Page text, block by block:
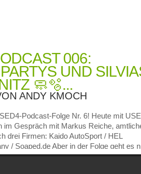
006:
UND
🧼🫧...
ANDY KMOCH
Podcast-Folge Nr. 6! Heute mit
im Gespräch mit Markus Reiche,
drei Firmen: Kaido AutoSport / HEL
/ Soaped.de Aber in der Folge geht es
Opels, Hondas, Toyotas und Nissan